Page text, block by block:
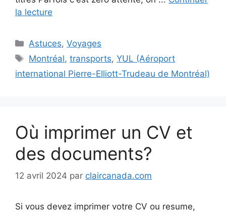
la lecture
Catégories
Astuces,Voyages
Étiquettes
Montréal,transports,YUL (Aéroport
international Pierre-Elliott-Trudeau de Montréal)
Où imprimer un CV et
des documents?
12 avril 2024 par claircanada.com
Si vous devez imprimer votre CV ou resume,